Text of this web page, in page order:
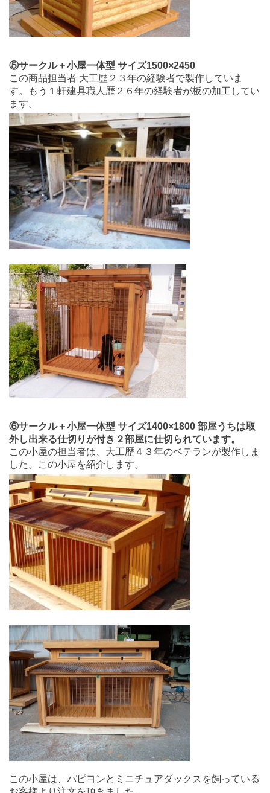
⑤サークル＋小屋一体型 サイズ1500×2450
この商品担当者 大工歴２３年の経験者で製作していま
す。もう１軒建具職人歴２６年の経験者が板の加工してい
ます。
⑥サークル＋小屋一体型 サイズ1400×1800 部屋うちは取
外し出来る仕切りが付き２部屋に仕切られています。
この小屋の担当者は、大工歴４３年のベテランが製作しま
した。この小屋を紹介します。
この小屋は、パピヨンとミニチュアダックスを飼っている